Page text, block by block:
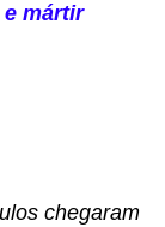
e mártir
chegaram